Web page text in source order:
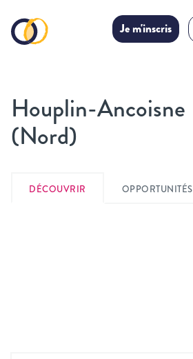
Je m'inscris
Houplin-Ancoisne
(Nord)
DÉCOUVRIR OPPORTUNITÉS